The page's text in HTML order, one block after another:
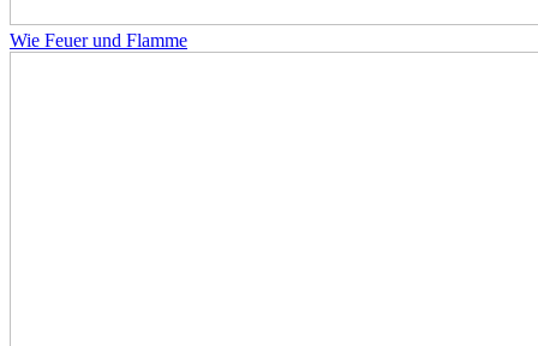
Wie Feuer und Flamme